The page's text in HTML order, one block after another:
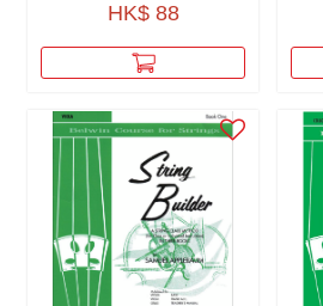
HK$ 88